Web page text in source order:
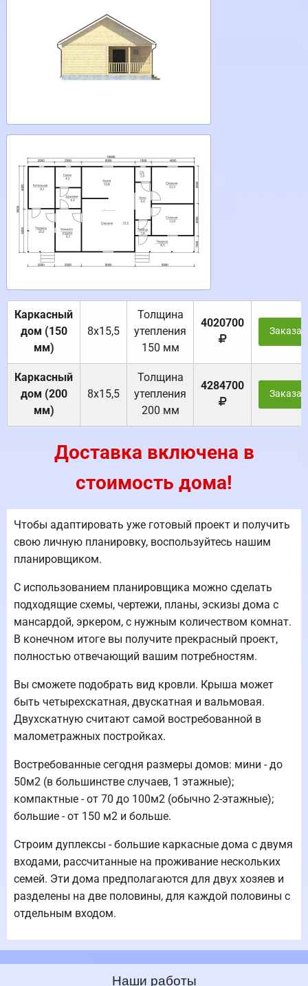
Каркасный
дом (150
мм)
8х15,5
Толщина
утепления
150 мм
4020700
Каркасный
дом (200
мм)
8х15,5
Толщина
утепления
200 мм
4284700
Доставка включена в
стоимость дома!
Чтобы адаптировать уже готовый проект и получить
свою личную планировку, воспользуйтесь нашим
планировщиком.
С использованием планировщика можно сделать
подходящие схемы, чертежи, планы, эскизы дома с
мансардой, эркером, с нужным количеством комнат.
В конечном итоге вы получите прекрасный проект,
полностью отвечающий вашим потребностям.
Вы сможете подобрать вид кровли. Крыша может
быть четырехскатная, двускатная и вальмовая.
Двухскатную считают самой востребованной в
малометражных постройках.
Востребованные сегодня размеры домов: мини - до
50м2 (в большинстве случаев, 1 этажные);
компактные - от 70 до 100м2 (обычно 2-этажные);
большие - от 150 м2 и больше.
Строим дуплексы - большие каркасные дома с двумя
входами, рассчитанные на проживание нескольких
семей. Эти дома предполагаются для двух хозяев и
разделены на две половины, для каждой половины с
отдельным входом.
Наши работы